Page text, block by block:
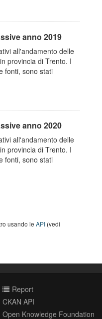
anno 2019
all'andamento delle
provincia di Trento. I
fonti, sono stati
anno 2020
all'andamento delle
provincia di Trento. I
fonti, sono stati
usando le API (vedi
Report
CKAN API
Open Knowledge Foundation